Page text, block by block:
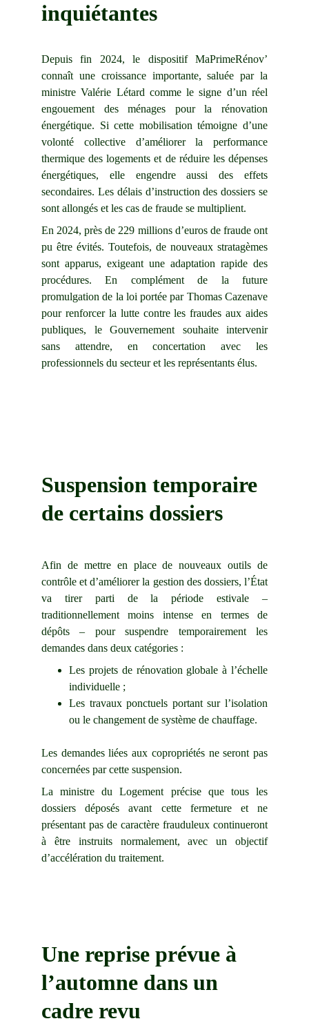
inquiétantes
Depuis fin 2024, le dispositif MaPrimeRénov’
connaît une croissance importante, saluée par la
ministre Valérie Létard comme le signe d’un réel
engouement des ménages pour la rénovation
énergétique. Si cette mobilisation témoigne d’une
volonté collective d’améliorer la performance
thermique des logements et de réduire les dépenses
énergétiques, elle engendre aussi des effets
secondaires. Les délais d’instruction des dossiers se
sont allongés et les cas de fraude se multiplient.
En 2024, près de 229 millions d’euros de fraude ont
pu être évités. Toutefois, de nouveaux stratagèmes
sont apparus, exigeant une adaptation rapide des
procédures. En complément de la future
promulgation de la loi portée par Thomas Cazenave
pour renforcer la lutte contre les fraudes aux aides
publiques, le Gouvernement souhaite intervenir
sans attendre, en concertation avec les
professionnels du secteur et les représentants élus.
Suspension temporaire
de certains dossiers
Afin de mettre en place de nouveaux outils de
contrôle et d’améliorer la gestion des dossiers, l’État
va tirer parti de la période estivale –
traditionnellement moins intense en termes de
dépôts – pour suspendre temporairement les
demandes dans deux catégories :
Les projets de rénovation globale à l’échelle
individuelle ;
Les travaux ponctuels portant sur l’isolation
ou le changement de système de chauffage.
Les demandes liées aux copropriétés ne seront pas
concernées par cette suspension.
La ministre du Logement précise que tous les
dossiers déposés avant cette fermeture et ne
présentant pas de caractère frauduleux continueront
à être instruits normalement, avec un objectif
d’accélération du traitement.
Une reprise prévue à
l’automne dans un
cadre revu